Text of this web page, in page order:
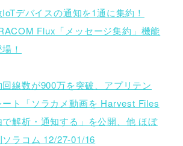
デバイスの通知を1通に集約！
Flux「メッセージ集約」機能
！
回線数が900万を突破、アプリテン
ート「ソラカメ動画を Harvest Files
で解析・通知する」を公開、他 ほぼ
ソラコム 12/27-01/16